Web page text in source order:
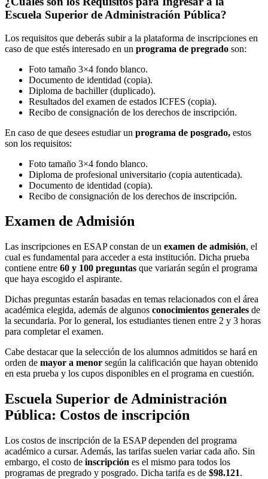
Escuela Superior de Administración Pública?
Los requisitos que deberás subir a la plataforma de inscripciones en
caso de que estés interesado en un programa de pregrado son:
Foto tamaño 3×4 fondo blanco.
Documento de identidad (copia).
Diploma de bachiller (duplicado).
Resultados del examen de estados ICFES (copia).
Recibo de consignación de los derechos de inscripción.
En caso de que desees estudiar un programa de posgrado, estos
son los requisitos:
Foto tamaño 3×4 fondo blanco.
Diploma de profesional universitario (copia autenticada).
Documento de identidad (copia).
Recibo de consignación de los derechos de inscripción.
Examen de Admisión
Las inscripciones en ESAP constan de un examen de admisión, el
cual es fundamental para acceder a esta institución. Dicha prueba
contiene entre 60 y 100 preguntas que variarán según el programa
que haya escogido el aspirante.
Dichas preguntas estarán basadas en temas relacionados con el área
académica elegida, además de algunos conocimientos generales de
la secundaria. Por lo general, los estudiantes tienen entre 2 y 3 horas
para completar el examen.
Cabe destacar que la selección de los alumnos admitidos se hará en
orden de mayor a menor según la calificación que hayan obtenido
en esta prueba y los cupos disponibles en el programa en cuestión.
Escuela Superior de Administración
Pública: Costos de inscripción
Los costos de inscripción de la ESAP dependen del programa
académico a cursar. Además, las tarifas suelen variar cada año. Sin
embargo, el costo de inscripción es el mismo para todos los
programas de pregrado y posgrado. Dicha tarifa es de $98.121.